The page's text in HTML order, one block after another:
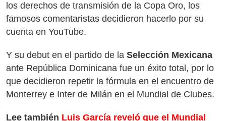
los derechos de transmisión de la Copa Oro, los
famosos comentaristas decidieron hacerlo por su
cuenta en YouTube.
Y su debut en el partido de la Selección Mexicana
ante República Dominicana fue un éxito total, por lo
que decidieron repetir la fórmula en el encuentro de
Monterrey e Inter de Milán en el Mundial de Clubes.
Lee también Luis García reveló que el Mundial